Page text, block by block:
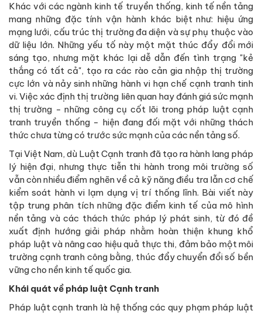
Khác với các ngành kinh tế truyền thống, kinh tế nền tảng
mang những đặc tính vận hành khác biệt như: hiệu ứng
mạng lưới, cấu trúc thị trường đa diện và sự phụ thuộc vào
dữ liệu lớn. Những yếu tố này một mặt thúc đẩy đổi mới
sáng tạo, nhưng mặt khác lại dễ dẫn đến tình trạng "kẻ
thắng có tất cả", tạo ra các rào cản gia nhập thị trường
cực lớn và nảy sinh những hành vi hạn chế cạnh tranh tinh
vi. Việc xác định thị trường liên quan hay đánh giá sức mạnh
thị trường - những công cụ cốt lõi trong pháp luật cạnh
tranh truyền thống - hiện đang đối mặt với những thách
thức chưa từng có trước sức mạnh của các nền tảng số.
Tại Việt Nam, dù Luật Cạnh tranh đã tạo ra hành lang pháp
lý hiện đại, nhưng thực tiễn thi hành trong môi trường số
vẫn còn nhiều điểm nghẽn về cả kỹ năng điều tra lẫn cơ chế
kiểm soát hành vi lạm dụng vị trí thống lĩnh. Bài viết này
tập trung phân tích những đặc điểm kinh tế của mô hình
nền tảng và các thách thức pháp lý phát sinh, từ đó đề
xuất định hướng giải pháp nhằm hoàn thiện khung khổ
pháp luật và nâng cao hiệu quả thực thi, đảm bảo một môi
trường cạnh tranh công bằng, thúc đẩy chuyển đổi số bền
vững cho nền kinh tế quốc gia.
Khái quát về pháp luật Cạnh tranh
Pháp luật cạnh tranh là hệ thống các quy phạm pháp luật